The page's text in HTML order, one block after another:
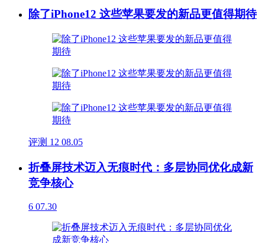
除了iPhone12 这些苹果要发的新品更值得期待
评测 12 08.05
折叠屏技术迈入无痕时代：多层协同优化成新
竞争核心
6 07.30